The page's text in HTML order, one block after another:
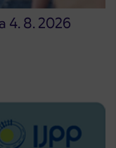
4. 8. 2026